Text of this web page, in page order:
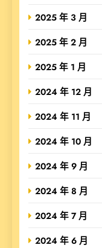
2025 年 3 月
2025 年 2 月
2025 年 1 月
2024 年 12 月
2024 年 11 月
2024 年 10 月
2024 年 9 月
2024 年 8 月
2024 年 7 月
2024 年 6 月